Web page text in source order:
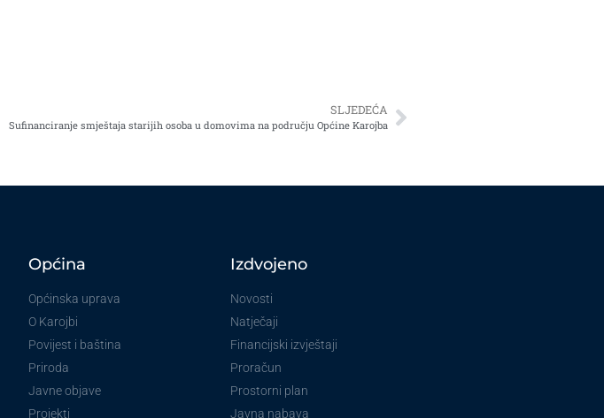
SLJEDEĆA
Sufinanciranje smještaja starijih osoba u domovima na području Općine Karojba
Općina
Općinska uprava
O Karojbi
Povijest i baština
Priroda
Javne objave
Projekti
Izdvojeno
Novosti
Natječaji
Financijski izvještaji
Proračun
Prostorni plan
Javna nabava